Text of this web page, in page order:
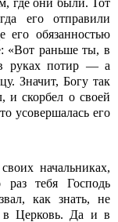
где они были. Тот
его отправили
его обязанностью
«Вот раньше ты, в
руках потир — а
Значит, Богу так
и скорбел о своей
усовершалась его
начальниках,
тебя Господь
как знать, не
в Церковь. Да и в